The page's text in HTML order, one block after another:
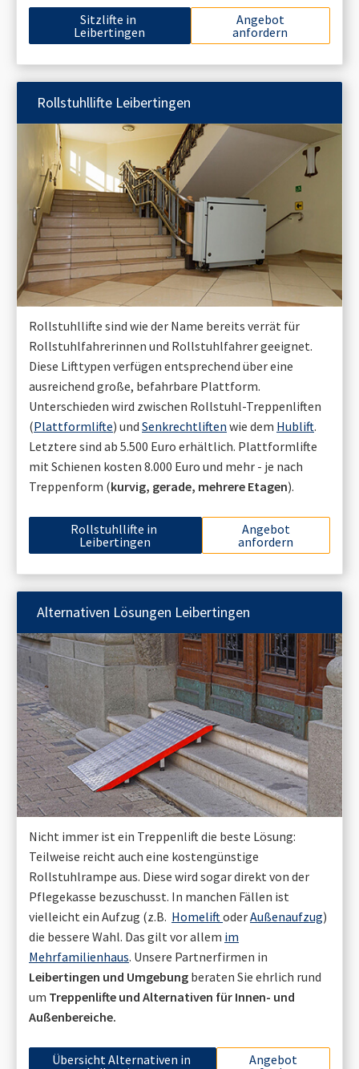
Sitzlifte in
Leibertingen
Angebot
anfordern
Rollstuhllifte Leibertingen
Rollstuhllifte sind wie der Name bereits verrät für
Rollstuhlfahrerinnen und Rollstuhlfahrer geeignet.
Diese Lifttypen verfügen entsprechend über eine
ausreichend große, befahrbare Plattform.
Unterschieden wird zwischen Rollstuhl-Treppenliften
(Plattformlifte) und Senkrechtliften wie dem Hublift.
Letztere sind ab 5.500 Euro erhältlich. Plattformlifte
mit Schienen kosten 8.000 Euro und mehr - je nach
Treppenform (kurvig, gerade, mehrere Etagen).
Rollstuhllifte in
Leibertingen
Angebot
anfordern
Alternativen Lösungen Leibertingen
Nicht immer ist ein Treppenlift die beste Lösung:
Teilweise reicht auch eine kostengünstige
Rollstuhlrampe aus. Diese wird sogar direkt von der
Pflegekasse bezuschusst. In manchen Fällen ist
vielleicht ein Aufzug (z.B. HomeliftoderAußenaufzug)
die bessere Wahl. Das gilt vor allem im
Mehrfamilienhaus. Unsere Partnerfirmen in
Leibertingen und Umgebung beraten Sie ehrlich rund
um Treppenlifte und Alternativen für Innen- und
Außenbereiche.
Übersicht Alternativen in
Angebot